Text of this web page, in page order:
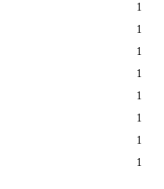
1
1
1
1
1
1
1
1